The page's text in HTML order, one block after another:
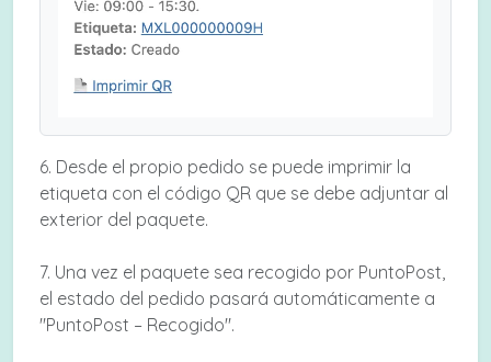
6. Desde el propio pedido se puede imprimir la
etiqueta con el código QR que se debe adjuntar al
exterior del paquete.
7. Una vez el paquete sea recogido por PuntoPost,
el estado del pedido pasará automáticamente a
"PuntoPost – Recogido".